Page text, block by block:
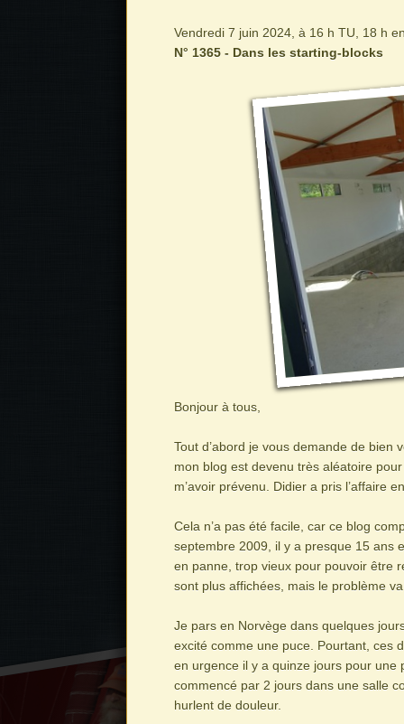
Vendredi 7 juin 2024, à 16 h TU, 18 h
N° 1365 - Dans les starting-blocks
Bonjour à tous,
Tout d’abord je vous demande de bien
mon blog est devenu très aléatoire
m’avoir prévenu. Didier a pris l’affaire
Cela n’a pas été facile, car ce blog
septembre 2009, il y a presque 15 ans
en panne, trop vieux pour pouvoir être
sont plus affichées, mais le problème
Je pars en Norvège dans quelques
excité comme une puce. Pourtant, ces
en urgence il y a quinze jours pour une
commencé par 2 jours dans une salle
hurlent de douleur.